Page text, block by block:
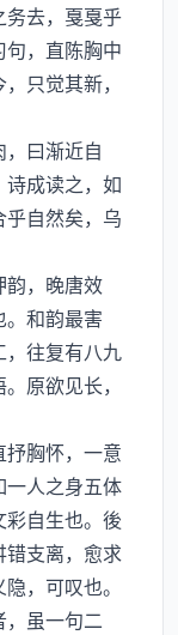
去，戛戛乎
，直陈胸中
只觉其新，
曰渐近自
成读之，如
自然矣，乌
，晚唐效
和韵最害
往复有八九
原欲见长，
胸怀，一意
人之身五体
自生也。後
错支离，愈求
，可叹也。
，虽一句二